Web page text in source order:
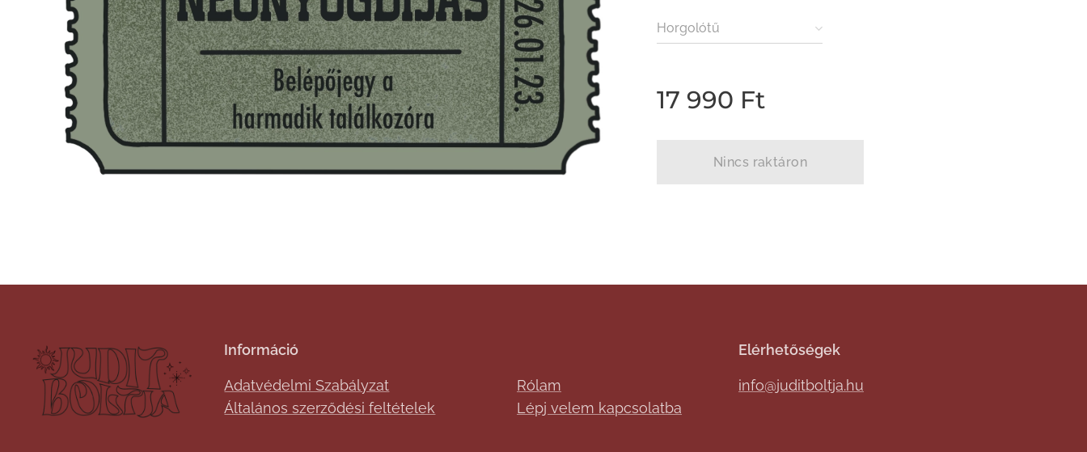
Horgolótű
17 990 Ft
Nincs raktáron
Információ
Adatvédelmi Szabályzat
Általános szerződési feltételek
Rólam
Lépj velem kapcsolatba
Elérhetőségek
info@juditboltja.hu